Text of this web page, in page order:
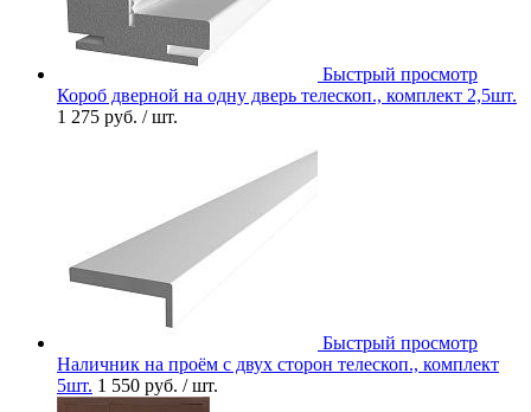
Быстрый просмотр
Короб дверной на одну дверь телескоп., комплект 2,5шт.
1 275 руб. / шт.
Быстрый просмотр
Наличник на проём с двух сторон телескоп., комплект
5шт. 1 550 руб. / шт.